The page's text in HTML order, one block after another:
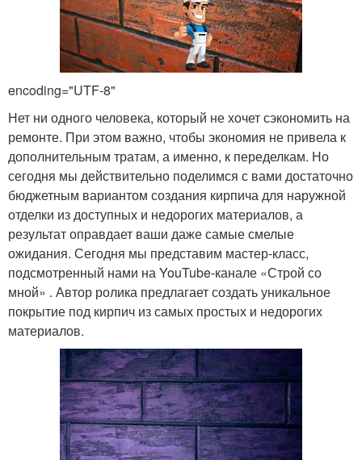
encoding="UTF-8"
Нет ни одного человека, который не хочет сэкономить на
ремонте. При этом важно, чтобы экономия не привела к
дополнительным тратам, а именно, к переделкам. Но
сегодня мы действительно поделимся с вами достаточно
бюджетным вариантом создания кирпича для наружной
отделки из доступных и недорогих материалов, а
результат оправдает ваши даже самые смелые
ожидания. Сегодня мы представим мастер-класс,
подсмотренный нами на YouTube-канале «Строй со
мной» . Автор ролика предлагает создать уникальное
покрытие под кирпич из самых простых и недорогих
материалов.